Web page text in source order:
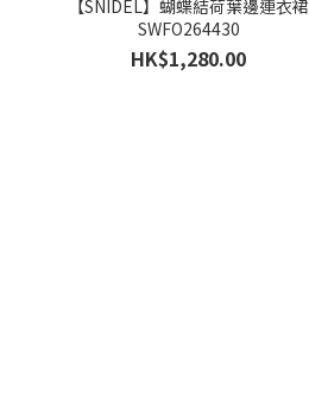
【SNIDEL】蝴蝶結荷葉邊連衣裙
SWFO264430
HK$1,280.00